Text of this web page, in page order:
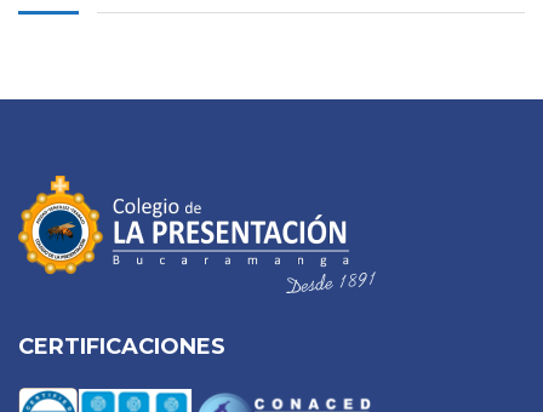
CERTIFICACIONES